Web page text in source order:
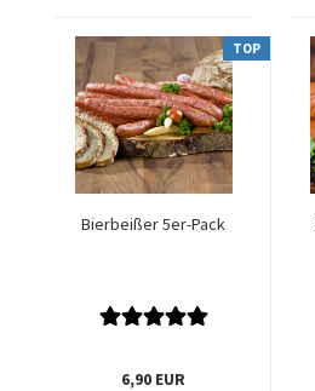
TOP
Bierbeißer 5er-Pack
6,90 EUR